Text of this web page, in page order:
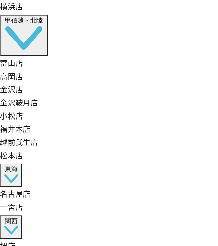
横浜店
甲信越・北陸
富山店
高岡店
金沢店
金沢鞍月店
小松店
福井本店
越前武生店
松本店
東海
名古屋店
一宮店
関西